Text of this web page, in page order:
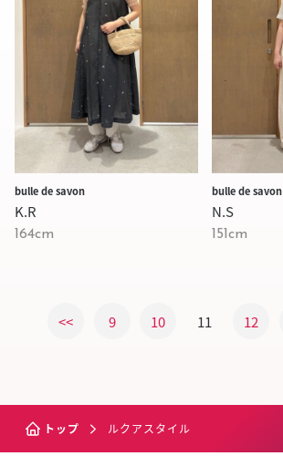
bulle de savon
K.R
164cm
bulle de savon
N.S
151cm
<< 9 10 11 12
トップ ルクアスタイル